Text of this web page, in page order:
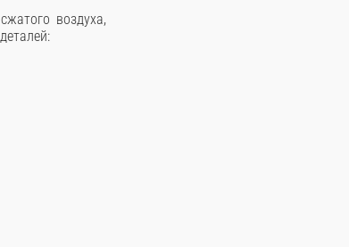
воздуха,